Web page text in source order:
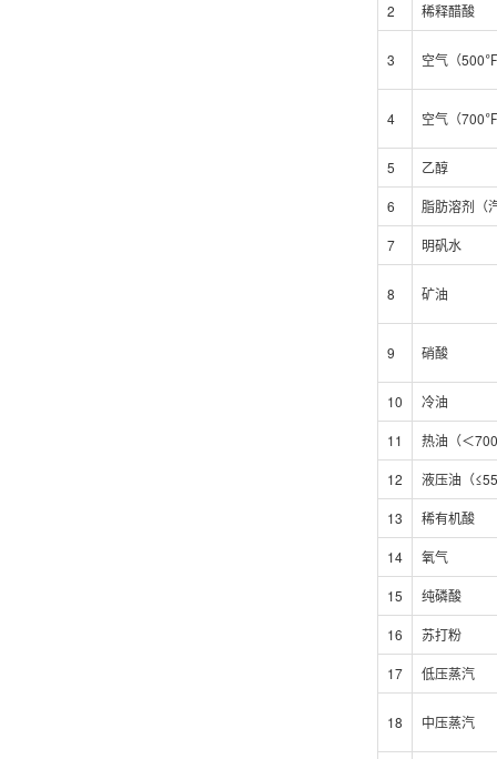
2 稀释醋酸
3 空气（
4 空气（
5 乙醇
6 脂肪溶剂（
7 明矾水
8 矿油
9 硝酸
10 冷油
11 热油（＜
12 液压油（
13 稀有机酸
14 氧气
15 纯磷酸
16 苏打粉
17 低压蒸汽
18 中压蒸汽